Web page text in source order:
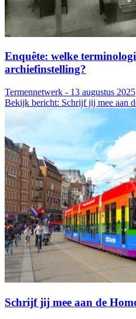
Enquête: welke
archiefinstelling?
Termennetwerk - 13 augustus 2025
Bekijk bericht: Schrijf jij mee aan
Schrijf jij mee aan de